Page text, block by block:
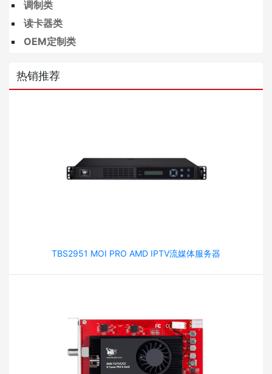
调制类
读卡器类
OEM定制类
热销推荐
TBS2951 MOI PRO AMD IPTV流媒体服务器